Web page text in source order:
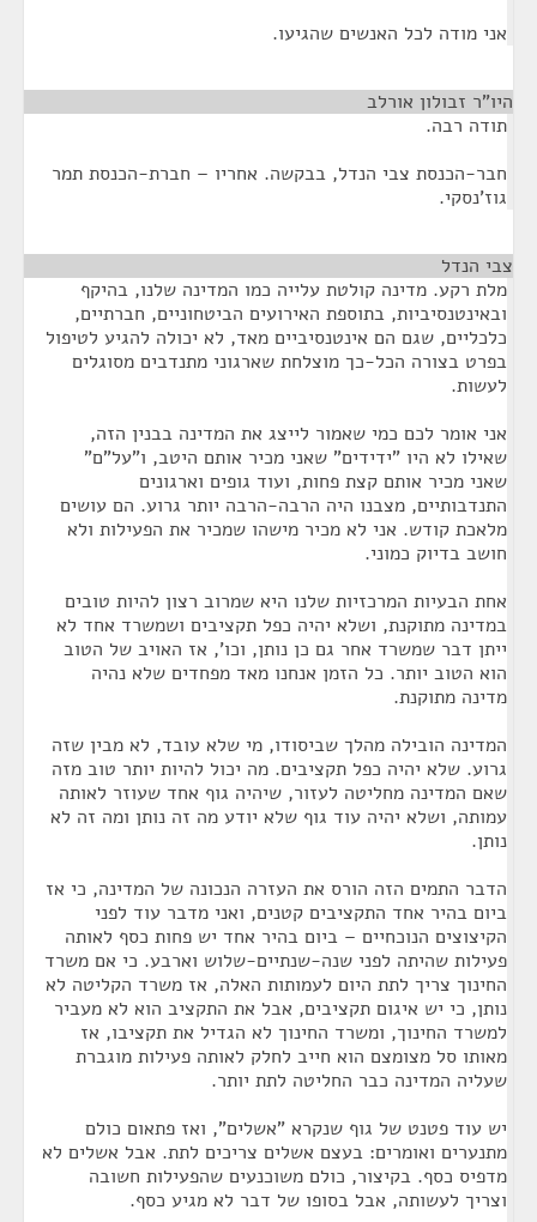
אני מודה לכל האנשים שהגיעו.
היו"ר זבולון אורלב
תודה רבה.
חבר-הכנסת צבי הנדל, בבקשה. אחריו – חברת-הכנסת תמר
גוז'נסקי.
צבי הנדל
מלת רקע. מדינה קולטת עלייה כמו המדינה שלנו, בהיקף
ובאינטנסיביות, בתוספת האירועים הביטחוניים, חברתיים,
כלכליים, שגם הם אינטנסיביים מאד, לא יכולה להגיע לטיפול
בפרט בצורה הכל-כך מוצלחת שארגוני מתנדבים מסוגלים
לעשות.
אני אומר לכם כמי שאמור לייצג את המדינה בבנין הזה,
שאילו לא היו "ידידים" שאני מכיר אותם היטב, ו"על"ם"
שאני מכיר אותם קצת פחות, ועוד גופים וארגונים
התנדבותיים, מצבנו היה הרבה-הרבה יותר גרוע. הם עושים
מלאכת קודש. אני לא מכיר מישהו שמכיר את הפעילות ולא
חושב בדיוק כמוני.
אחת הבעיות המרכזיות שלנו היא שמרוב רצון להיות טובים
במדינה מתוקנת, ושלא יהיה כפל תקציבים ושמשרד אחד לא
ייתן דבר שמשרד אחר גם כן נותן, וכו', אז האויב של הטוב
הוא הטוב יותר. כל הזמן אנחנו מאד מפחדים שלא נהיה
מדינה מתוקנת.
המדינה הובילה מהלך שביסודו, מי שלא עובד, לא מבין שזה
גרוע. שלא יהיה כפל תקציבים. מה יכול להיות יותר טוב מזה
שאם המדינה מחליטה לעזור, שיהיה גוף אחד שעוזר לאותה
עמותה, ושלא יהיה עוד גוף שלא יודע מה זה נותן ומה זה לא
נותן.
הדבר התמים הזה הורס את העזרה הנכונה של המדינה, כי אז
ביום בהיר אחד התקציבים קטנים, ואני מדבר עוד לפני
הקיצוצים הנוכחיים – ביום בהיר אחד יש פחות כסף לאותה
פעילות שהיתה לפני שנה-שנתיים-שלוש וארבע. כי אם משרד
החינוך צריך לתת היום לעמותות האלה, אז משרד הקליטה לא
נותן, כי יש איגום תקציבים, אבל את התקציב הוא לא מעביר
למשרד החינוך, ומשרד החינוך לא הגדיל את תקציבו, אז
מאותו סל מצומצם הוא חייב לחלק לאותה פעילות מוגברת
שעליה המדינה כבר החליטה לתת יותר.
יש עוד פטנט של גוף שנקרא "אשלים", ואז פתאום כולם
מתנערים ואומרים: בעצם אשלים צריכים לתת. אבל אשלים לא
מדפיס כסף. בקיצור, כולם משוכנעים שהפעילות חשובה
וצריך לעשותה, אבל בסופו של דבר לא מגיע כסף.